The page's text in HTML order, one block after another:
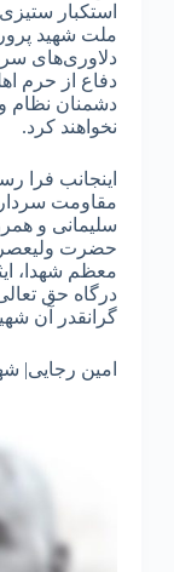
استکبار
ملت شهید
دلاوری‌های
دفاع از حرم
دشمنان نظام
نخواهند کرد.
اینجانب فرا
مقاومت
سلیمانی و
حضرت ولیعصر
معظم شهدا،
درگاه حق
گرانقدر آن
امین رجایی|